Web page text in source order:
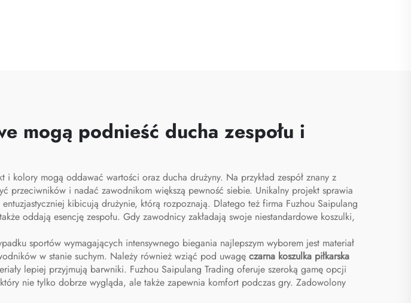
drużyn piłkarskich
mogą podnieść ducha zespołu i
kolory mogą oddawać wartości oraz ducha drużyny. Na przykład zespół znany z
przeciwników i nadać zawodnikom większą pewność siebie. Unikalny projekt sprawia
kibicują drużynie, którą rozpoznają. Dlatego też firma Fuzhou Saipulang
oddają esencję zespołu. Gdy zawodnicy zakładają swoje niestandardowe koszulki,
sportów wymagających intensywnego biegania najlepszym wyborem jest materiał
w stanie suchym. Należy również wziąć pod uwagę czarna koszulka piłkarska
lepiej przyjmują barwniki. Fuzhou Saipulang Trading oferuje szeroką gamę opcji
nie tylko dobrze wygląda, ale także zapewnia komfort podczas gry. Zadowolony